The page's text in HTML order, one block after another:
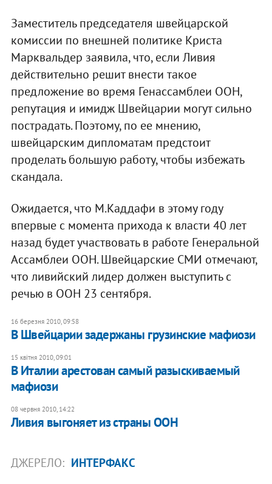
Заместитель председателя швейцарской
комиссии по внешней политике Криста
Марквальдер заявила, что, если Ливия
действительно решит внести такое
предложение во время Генассамблеи ООН,
репутация и имидж Швейцарии могут сильно
пострадать. Поэтому, по ее мнению,
швейцарским дипломатам предстоит
проделать большую работу, чтобы избежать
скандала.
Ожидается, что М.Каддафи в этому году
впервые с момента прихода к власти 40 лет
назад будет участвовать в работе Генеральной
Ассамблеи ООН. Швейцарские СМИ отмечают,
что ливийский лидер должен выступить с
речью в ООН 23 сентября.
16 березня 2010, 09:58
В Швейцарии задержаны грузинские мафиози
15 квітня 2010, 09:01
В Италии арестован самый разыскиваемый
мафиози
08 червня 2010, 14:22
Ливия выгоняет из страны ООН
ДЖЕРЕЛО: ИНТЕРФАКС